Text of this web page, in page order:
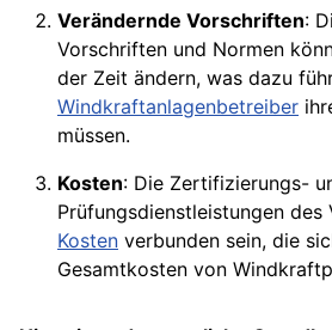
Verändernde Vorschriften:
Vorschriften und Normen
der Zeit ändern, was dazu
Windkraftanlagenbetreiber
müssen.
Kosten: Die Zertifizierungs-
Prüfungsdienstleistungen des
Kosten verbunden sein, die
Gesamtkosten von